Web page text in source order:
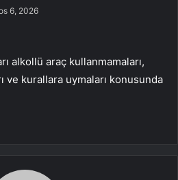
6, 2026
alkollü araç kullanmamaları,
ve kurallara uymaları konusunda